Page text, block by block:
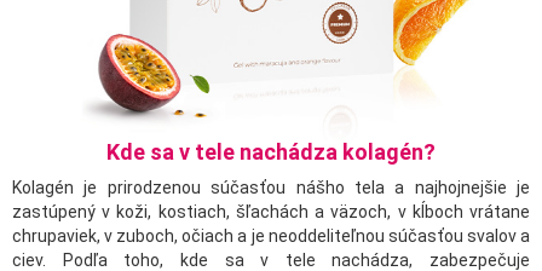
Kde sa v tele nachádza kolagén?
Kolagén je prirodzenou súčasťou nášho tela a najhojnejšie je
zastúpený v koži, kostiach, šľachách a väzoch, v kĺboch vrátane
chrupaviek, v zuboch, očiach a je neoddeliteľnou súčasťou svalov a
ciev. Podľa toho, kde sa v tele nachádza, zabezpečuje